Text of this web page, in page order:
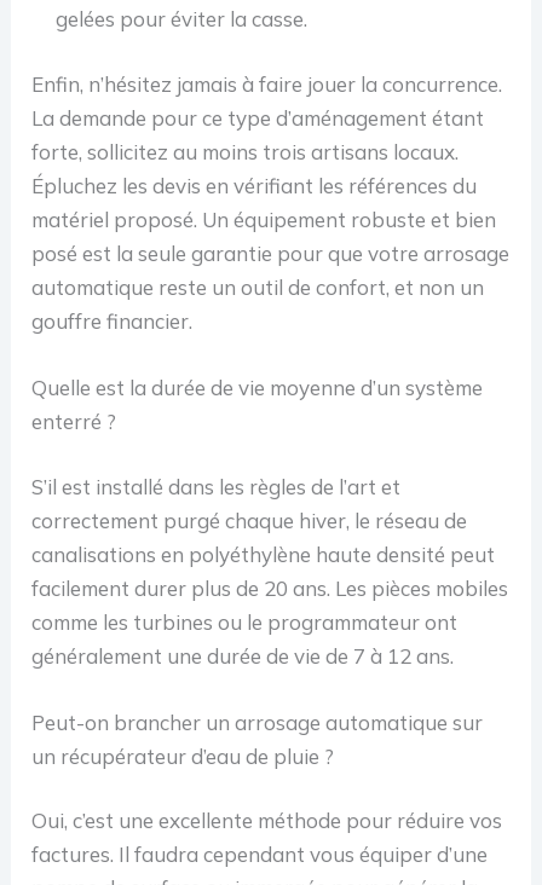
gelées pour éviter la casse.
Enfin, n’hésitez jamais à faire jouer la concurrence.
La demande pour ce type d’aménagement étant
forte, sollicitez au moins trois artisans locaux.
Épluchez les devis en vérifiant les références du
matériel proposé. Un équipement robuste et bien
posé est la seule garantie pour que votre arrosage
automatique reste un outil de confort, et non un
gouffre financier.
Quelle est la durée de vie moyenne d’un système
enterré ?
S’il est installé dans les règles de l’art et
correctement purgé chaque hiver, le réseau de
canalisations en polyéthylène haute densité peut
facilement durer plus de 20 ans. Les pièces mobiles
comme les turbines ou le programmateur ont
généralement une durée de vie de 7 à 12 ans.
Peut-on brancher un arrosage automatique sur
un récupérateur d’eau de pluie ?
Oui, c’est une excellente méthode pour réduire vos
factures. Il faudra cependant vous équiper d’une